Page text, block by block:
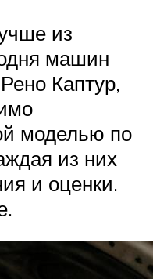
из
машин
Каптур,
моделью по
из них
и оценки.